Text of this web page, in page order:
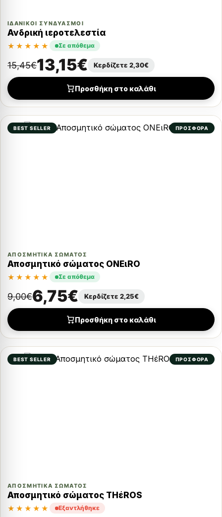
ΙΔΑΝΙΚΟΊ ΣΥΝΔΥΑΣΜΟΊ
Ανδρική ιεροτελεστία
★★★★★ Σε απόθεμα
15,45€13,15€ Κερδίζετε 2,30€
Προσθήκη στο καλάθι
BEST SELLER ΠΡΟΣΦΟΡΑ
ΑΠΟΣΜΗΤΙΚΆ ΣΏΜΑΤΟΣ
Αποσμητικό σώματος ONEιRO
★★★★★ Σε απόθεμα
9,00€6,75€ Κερδίζετε 2,25€
Προσθήκη στο καλάθι
BEST SELLER ΠΡΟΣΦΟΡΑ
ΑΠΟΣΜΗΤΙΚΆ ΣΏΜΑΤΟΣ
Αποσμητικό σώματος THέROS
★★★★★ Εξαντλήθηκε